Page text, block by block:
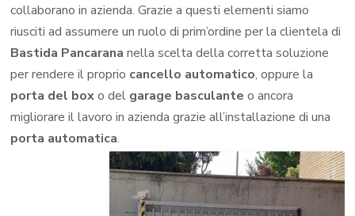
collaborano in azienda. Grazie a questi elementi siamo
riusciti ad assumere un ruolo di prim’ordine per la clientela di
Bastida Pancarana nella scelta della corretta soluzione
per rendere il proprio cancello automatico, oppure la
porta del boxo del garage basculante o ancora
migliorare il lavoro in azienda grazie all’installazione di una
porta automatica.